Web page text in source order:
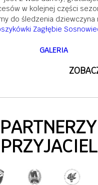
w kolejnej części
do śledzenia dziewczyna
Zagłębie
GALERIA